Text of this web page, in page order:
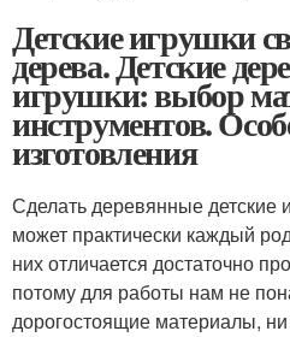
Детские игрушки
дерева. Детские
игрушки: выбор
инструментов.
изготовления
Сделать деревянные детские
может практически каждый
них отличается достаточно
потому для работы нам не
дорогостоящие материалы,